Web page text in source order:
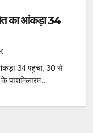
का आंकड़ा 34
34 पहुंचा, 30 से
के पाशमिलारम…